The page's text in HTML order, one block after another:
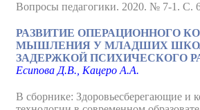
Вопросы педагогики. 2020. № 7-1. С.
РАЗВИТИЕ ОПЕРАЦИОННОГО
МЫШЛЕНИЯ У МЛАДШИХ
ЗАДЕРЖКОЙ ПСИХИЧЕСКОГО
Есипова Д.В., Кацеро А.А.
В сборнике: Здоровьесберегающие и